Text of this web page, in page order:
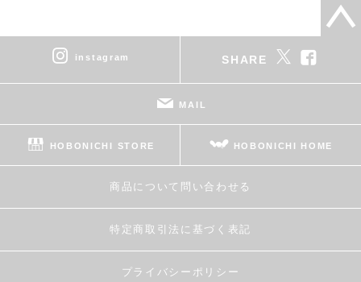
instagram SHARE
MAIL
HOBONICHI STORE HOBONICHI HOME
商品について問い合わせる
特定商取引法に基づく表記
プライバシーポリシー